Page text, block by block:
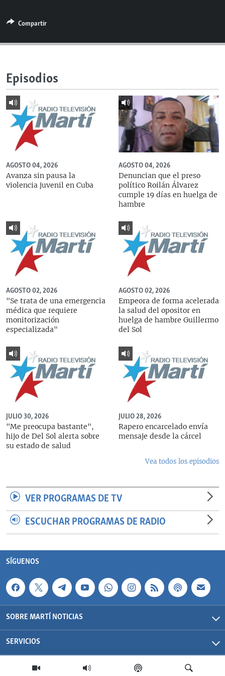
ESPECIALES
ESPECIALES
SER VIEJO EN CUBA
KENTU-CUBANO
LOS SANTOS DE HIALEAH
DESINFORMACIÓN RUSA EN AMÉRICA LATINA
LA INVASIÓN DE RUSIA A UCRANIA
MULTIMEDIA
SÍGUENOS
Compartir
Episodios
AGOSTO 04, 2026
Avanza sin pausa la
violencia juvenil en Cuba
AGOSTO 04, 2026
Denuncian que el preso
político Roilán Álvarez
cumple 19 días en huelga de
hambre
AGOSTO 02, 2026
"Se trata de una emergencia
médica que requiere
monitorización
especializada"
AGOSTO 02, 2026
Empeora de forma acelerada
la salud del opositor en
huelga de hambre Guillermo
del Sol
JULIO 30, 2026
"Me preocupa bastante",
hijo de Del Sol alerta sobre
su estado de salud
JULIO 28, 2026
Rapero encarcelado envía
mensaje desde la cárcel
Vea todos los episodios
VER PROGRAMAS DE TV
ESCUCHAR PROGRAMAS DE RADIO
SÍGUENOS
SOBRE MARTÍ NOTICIAS
SERVICIOS
Martí Noticias| 2026 | OCB | Todos los derechos reservados.